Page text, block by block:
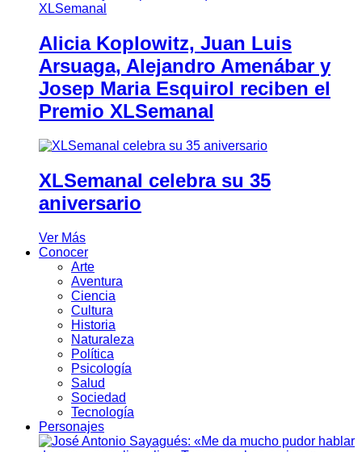
Alicia Koplowitz, Juan Luis
Arsuaga, Alejandro Amenábar y
Josep Maria Esquirol reciben el
Premio XLSemanal
XLSemanal celebra su 35
aniversario
Ver Más
Conocer
Arte
Aventura
Ciencia
Cultura
Historia
Naturaleza
Política
Psicología
Salud
Sociedad
Tecnología
Personajes